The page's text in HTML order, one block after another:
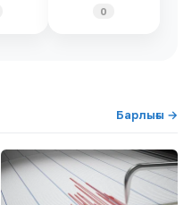
0
Барлығы →